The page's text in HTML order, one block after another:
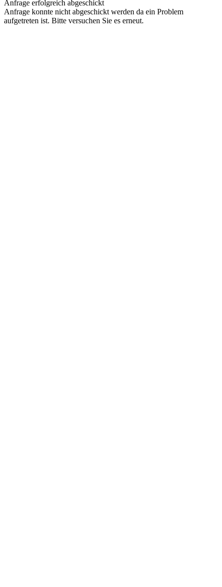
Anfrage erfolgreich abgeschickt
Anfrage konnte nicht abgeschickt werden da ein Problem
aufgetreten ist. Bitte versuchen Sie es erneut.